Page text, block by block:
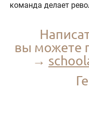
команда делает
вы можете
→